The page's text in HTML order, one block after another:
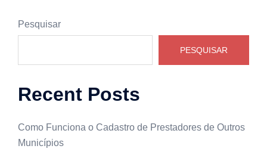
Pesquisar
PESQUISAR
Recent Posts
Como Funciona o Cadastro de Prestadores de Outros
Municípios